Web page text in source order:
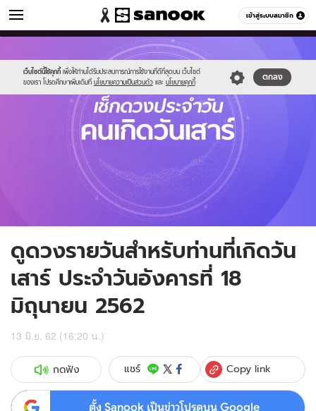
เข้าสู่ระบบสมาชิก
ดูดวง หมวดอื่นๆ
เว็บไซต์นี้ใช้คุกกี้ เพื่อให้ท่านได้รับประสบการณ์การใช้งานที่ดีที่สุดบน เว็บไซต์
ของเรา โปรดศึกษาเพิ่มเติมที่ นโยบายความเป็นส่วนตัว และ นโยบายคุกกี้
ตกลง
//s.isanook.com/sr/0/images/logo-
new-
sanook.png
//s.isanook.com/ho/0/ud/fxd/day/saturday.jpg
ดูดวงรายวันสำหรับท่านที่เกิดวัน
เสาร์ ประจำวันอังคารที่ 18
มิถุนายน 2562
13 มิ.ย. 62 (16:20 น.)
กดฟัง แชร์ Copy link
ตั้ง Sanook เป็นข่าวโปรดบน Google